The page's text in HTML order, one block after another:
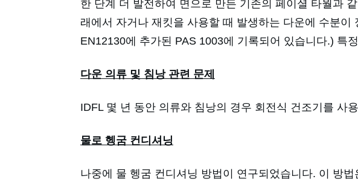
한 단계 더 발전하여 면으로 만든 기존의 페이셜 타월과
래에서 자거나 재킷을 사용할 때 발생하는 다운에 수분
EN12130에 추가된 PAS 1003에 기록되어 있습니다.) 특
다운 의류 및 침낭 관련 문제
IDFL 몇 년 동안 의류와 침낭의 경우 회전식 건조기를 사
물로 헹굼 컨디셔닝
나중에 물 헹굼 컨디셔닝 방법이 연구되었습니다. 이 방